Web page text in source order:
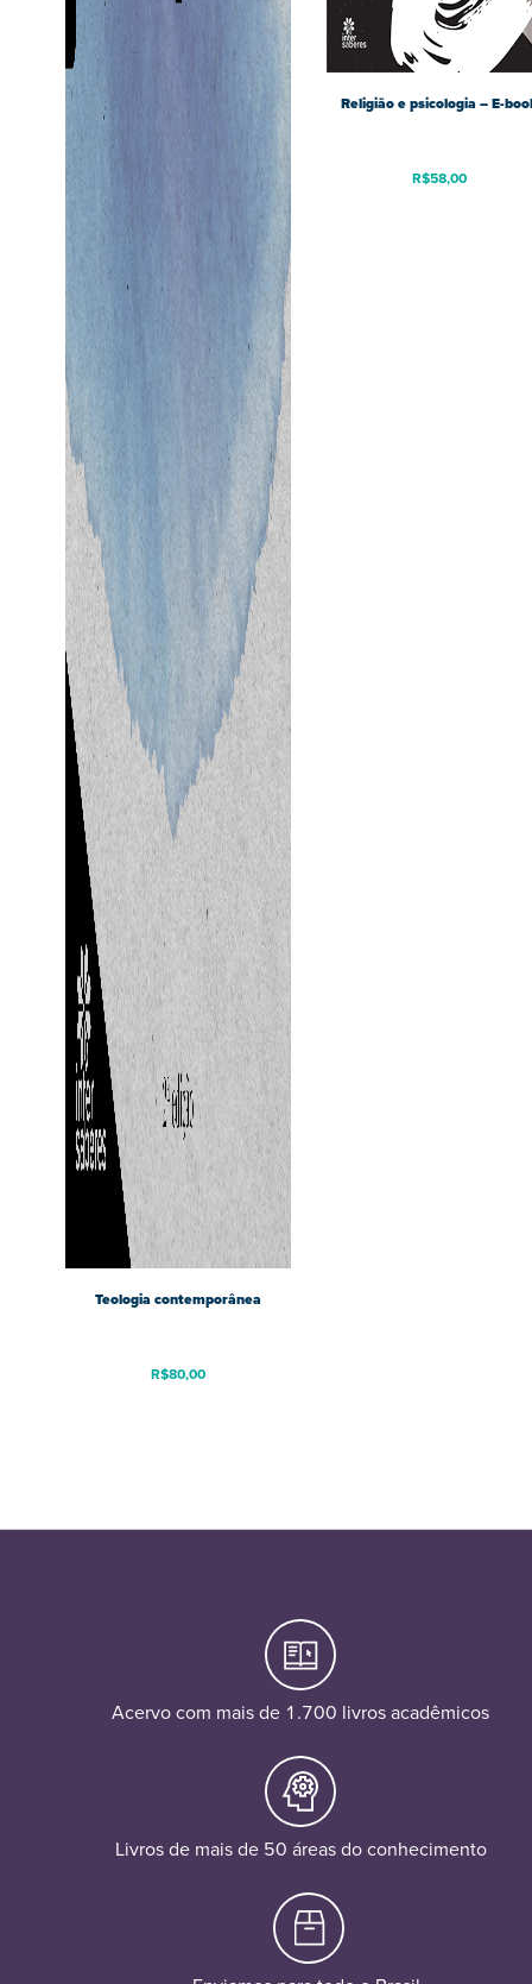
Teologia contemporânea
R$80,00
Religião e psicologia – E-
R$58,00
Acervo com mais de 1.700 livros acadêmicos
Livros de mais de 50 áreas do conhecimento